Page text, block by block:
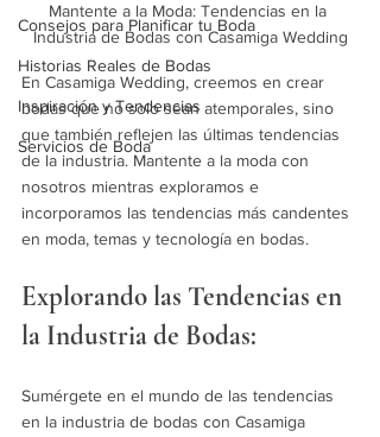
Consejos para Planificar tu Boda
Historias Reales de Bodas
Inspiración y Tendencias
Servicios de Boda
Mantente a la Moda: Tendencias en la
Industria de Bodas con Casamiga Wedding
En Casamiga Wedding, creemos en crear
bodas que no solo sean atemporales, sino
que también reflejen las últimas tendencias
de la industria. Mantente a la moda con
nosotros mientras exploramos e
incorporamos las tendencias más candentes
en moda, temas y tecnología en bodas.
Explorando las Tendencias en
la Industria de Bodas:
Sumérgete en el mundo de las tendencias
en la industria de bodas con Casamiga